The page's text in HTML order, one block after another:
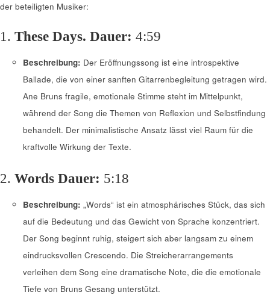
der beteiligten Musiker:
1. These Days. Dauer: 4:59
Beschreibung: Der Eröffnungssong ist eine introspektive
Ballade, die von einer sanften Gitarrenbegleitung getragen wird.
Ane Bruns fragile, emotionale Stimme steht im Mittelpunkt,
während der Song die Themen von Reflexion und Selbstfindung
behandelt. Der minimalistische Ansatz lässt viel Raum für die
kraftvolle Wirkung der Texte.
2. Words Dauer: 5:18
Beschreibung: „Words“ ist ein atmosphärisches Stück, das sich
auf die Bedeutung und das Gewicht von Sprache konzentriert.
Der Song beginnt ruhig, steigert sich aber langsam zu einem
eindrucksvollen Crescendo. Die Streicherarrangements
verleihen dem Song eine dramatische Note, die die emotionale
Tiefe von Bruns Gesang unterstützt.